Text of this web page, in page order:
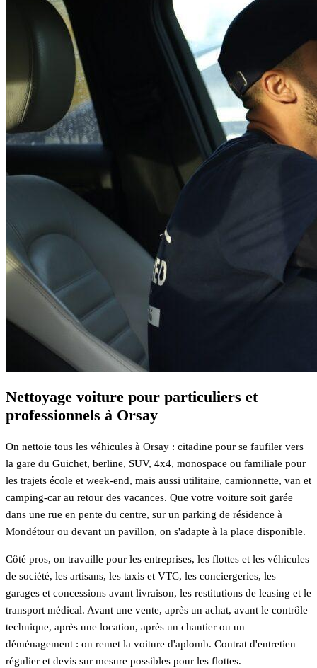
Nettoyage voiture pour particuliers et
professionnels à Orsay
On nettoie tous les véhicules à Orsay : citadine pour se faufiler vers
la gare du Guichet, berline, SUV, 4x4, monospace ou familiale pour
les trajets école et week-end, mais aussi utilitaire, camionnette, van et
camping-car au retour des vacances. Que votre voiture soit garée
dans une rue en pente du centre, sur un parking de résidence à
Mondétour ou devant un pavillon, on s'adapte à la place disponible.
Côté pros, on travaille pour les entreprises, les flottes et les véhicules
de société, les artisans, les taxis et VTC, les conciergeries, les
garages et concessions avant livraison, les restitutions de leasing et le
transport médical. Avant une vente, après un achat, avant le contrôle
technique, après une location, après un chantier ou un
déménagement : on remet la voiture d'aplomb. Contrat d'entretien
régulier et devis sur mesure possibles pour les flottes.